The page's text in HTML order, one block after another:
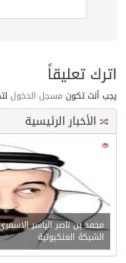
اترك تعليقاً
يجب أنت تكون مسجل الدخول
الأخبار الرئيسية
21568
محمد بن ناصر الياسر
الشبكة العنكبوتية